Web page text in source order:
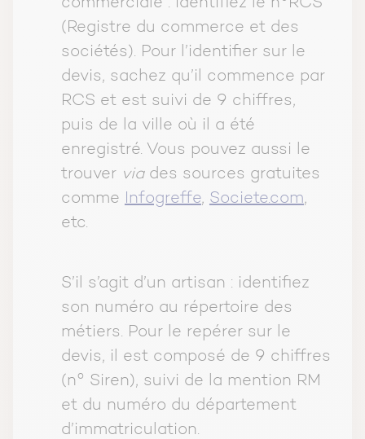
(Registre du commerce et des
sociétés). Pour l’identifier sur le
devis, sachez qu’il commence par
RCS et est suivi de 9 chiffres,
puis de la ville où il a été
enregistré. Vous pouvez aussi le
trouver viades sources gratuites
comme
Infogreffe, Societe.com,
etc.
S’il s’agit d’un artisan : identifiez
son numéro au répertoire des
métiers. Pour le repérer sur le
devis, il est composé de 9 chiffres
(n° Siren), suivi de la mention RM
et du numéro du département
d’immatriculation.